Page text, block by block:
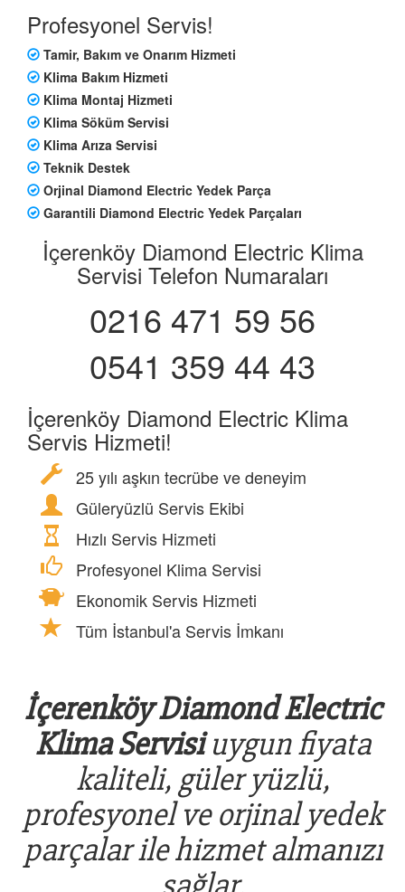
Profesyonel Servis!
Tamir, Bakım ve Onarım Hizmeti
Klima Bakım Hizmeti
Klima Montaj Hizmeti
Klima Söküm Servisi
Klima Arıza Servisi
Teknik Destek
Orjinal Diamond Electric Yedek Parça
Garantili Diamond Electric Yedek Parçaları
İçerenköy Diamond Electric Klima
Servisi Telefon Numaraları
0216 471 59 56
0541 359 44 43
İçerenköy Diamond Electric Klima
Servis Hizmeti!
25 yılı aşkın tecrübe ve deneyim
Güleryüzlü Servis Ekibi
Hızlı Servis Hizmeti
Profesyonel Klima Servisi
Ekonomik Servis Hizmeti
Tüm İstanbul'a Servis İmkanı
İçerenköy Diamond Electric
Klima Servisiuygun fiyata
kaliteli, güler yüzlü,
profesyonel ve orjinal yedek
parçalar ile hizmet almanızı